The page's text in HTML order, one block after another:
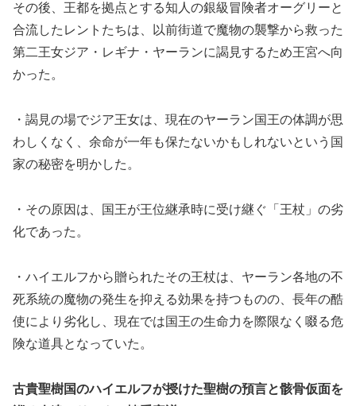
その後、王都を拠点とする知人の銀級冒険者オーグリーと
合流したレントたちは、以前街道で魔物の襲撃から救った
第二王女ジア・レギナ・ヤーランに謁見するため王宮へ向
かった。
・謁見の場でジア王女は、現在のヤーラン国王の体調が思
わしくなく、余命が一年も保たないかもしれないという国
家の秘密を明かした。
・その原因は、国王が王位継承時に受け継ぐ「王杖」の劣
化であった。
・ハイエルフから贈られたその王杖は、ヤーラン各地の不
死系統の魔物の発生を抑える効果を持つものの、長年の酷
使により劣化し、現在では国王の生命力を際限なく啜る危
険な道具となっていた。
古貴聖樹国のハイエルフが授けた聖樹の預言と骸骨仮面を